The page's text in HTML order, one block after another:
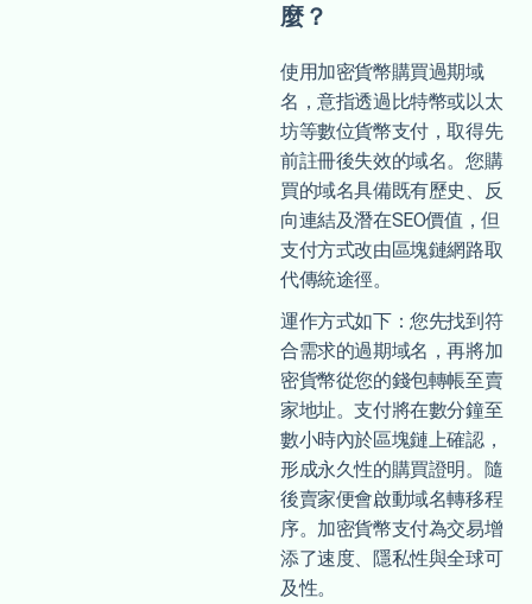
麼？
使用加密貨幣購買過期域
名，意指透過比特幣或以太
坊等數位貨幣支付，取得先
前註冊後失效的域名。您購
買的域名具備既有歷史、反
向連結及潛在SEO價值，但
支付方式改由區塊鏈網路取
代傳統途徑。
運作方式如下：您先找到符
合需求的過期域名，再將加
密貨幣從您的錢包轉帳至賣
家地址。支付將在數分鐘至
數小時內於區塊鏈上確認，
形成永久性的購買證明。隨
後賣家便會啟動域名轉移程
序。加密貨幣支付為交易增
添了速度、隱私性與全球可
及性。